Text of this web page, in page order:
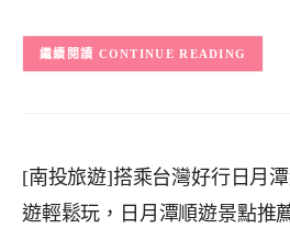
CONTINUE READING
[南投旅遊]搭乘台灣好行日月
遊輕鬆玩，日月潭順遊景點推